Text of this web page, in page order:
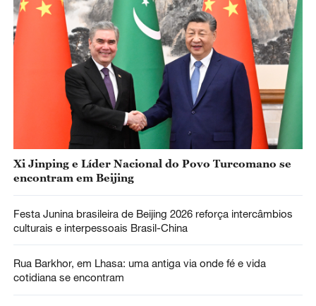
Xi Jinping e Líder Nacional do Povo Turcomano se
encontram em Beijing
Festa Junina brasileira de Beijing 2026 reforça intercâmbios
culturais e interpessoais Brasil-China
Rua Barkhor, em Lhasa: uma antiga via onde fé e vida
cotidiana se encontram